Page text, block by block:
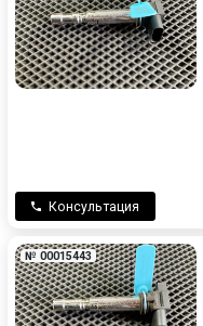
Консультация
№ 00015443